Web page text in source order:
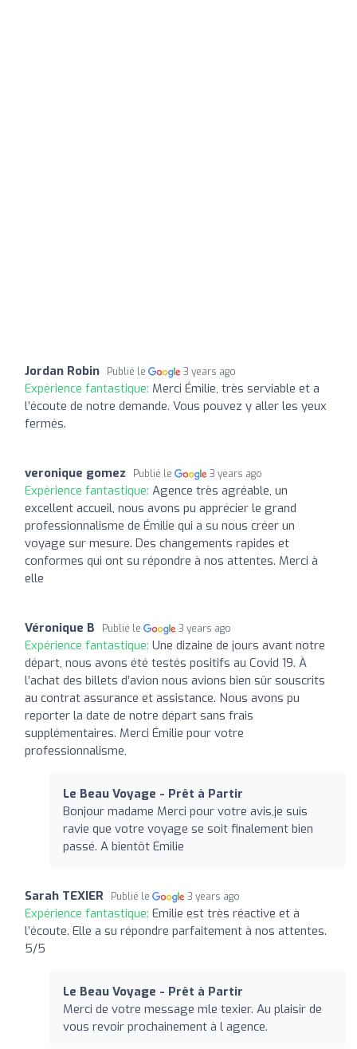
Jordan Robin Publié le 3 years ago
Expérience fantastique: Merci Émilie, très serviable et a
l’écoute de notre demande. Vous pouvez y aller les yeux
fermés.
veronique gomez Publié le 3 years ago
Expérience fantastique: Agence très agréable, un
excellent accueil, nous avons pu apprécier le grand
professionnalisme de Émilie qui a su nous créer un
voyage sur mesure. Des changements rapides et
conformes qui ont su répondre à nos attentes. Merci à
elle
Véronique B Publié le 3 years ago
Expérience fantastique: Une dizaine de jours avant notre
départ, nous avons été testés positifs au Covid 19. À
l’achat des billets d’avion nous avions bien sûr souscrits
au contrat assurance et assistance. Nous avons pu
reporter la date de notre départ sans frais
supplémentaires. Merci Émilie pour votre
professionnalisme,
Le Beau Voyage - Prêt à Partir
Bonjour madame Merci pour votre avis,je suis
ravie que votre voyage se soit finalement bien
passé. A bientôt Emilie
Sarah TEXIER Publié le 3 years ago
Expérience fantastique: Emilie est très réactive et à
l’écoute. Elle a su répondre parfaitement à nos attentes.
5/5
Le Beau Voyage - Prêt à Partir
Merci de votre message mle texier. Au plaisir de
vous revoir prochainement à l agence.